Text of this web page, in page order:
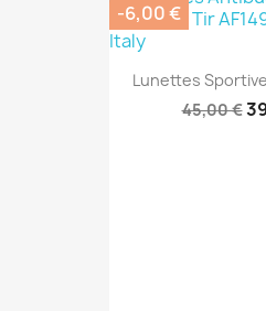
Lunettes
45,00 €
-6,00 €